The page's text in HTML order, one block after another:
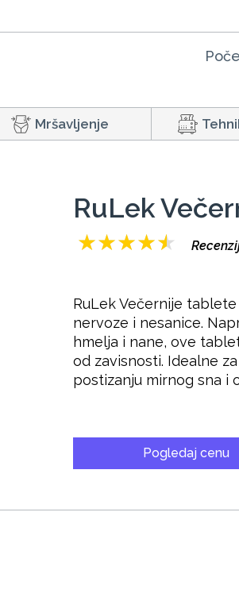
Mršavljenje
RuLek
★★★★★
RuLek Večernije
nervoze i nesanice.
hmelja i nane, ove
od zavisnosti. Idealne
postizanju mirnog sna i
Pogledaj cenu